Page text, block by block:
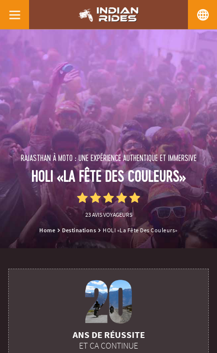
RAJASTHAN À MOTO : UNE EXPÉRIENCE AUTHENTIQUE ET IMMERSIVE
HOLI «LA FÊTE DES COULEURS»
23 AVIS VOYAGEURS
Home Destinations HOLI «la Fête Des Couleurs»
ANS DE RÉUSSITE
ET CA CONTINUE